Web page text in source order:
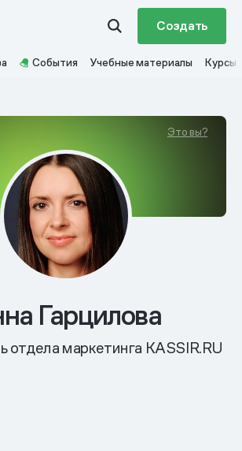
Создать
События Учебные материалы Курсы
Это вы?
Гарцилова
отдела маркетинга KASSIR.RU